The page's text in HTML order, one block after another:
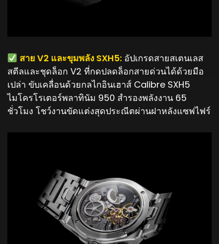
️ สาย V2 และขุมพลัง SXH5:อัปเกรดสายสเตนเลส
สตีลและชุดล็อก V2 ที่กดปลดล็อกสายด่วนได้ด้วยมือ
เปล่า ขับเคลื่อนด้วยกลไกอินเฮาส์ Calibre SXH5
ไมโครโรเตอร์พลาทินัม 950 สำรองพลังงาน 65
ชั่วโมง โชว์งานขัดแต่งสุดประณีตผ่านฝาหลังแซฟไฟร์